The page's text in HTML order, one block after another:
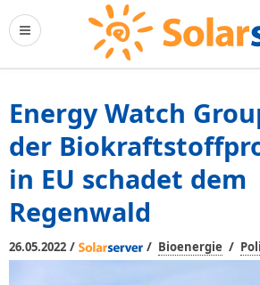
Energy Watch
der
in EU schadet dem
Regenwald
26.05.2022 / / Bioenergie /